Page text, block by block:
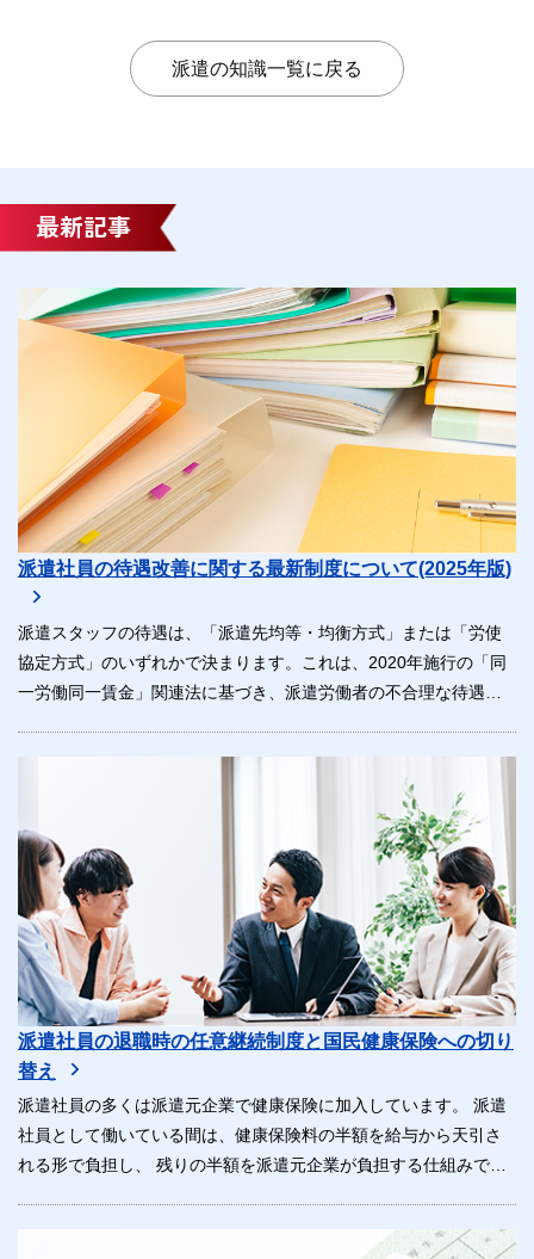
派遣の知識一覧に戻る
最新記事
派遣社員の待遇改善に関する最新制度について(2025年版)
派遣スタッフの待遇は、「派遣先均等・均衡方式」または「労使
協定方式」のいずれかで決まります。これは、2020年施行の「同
一労働同一賃金」関連法に基づき、派遣労働者の不合理な待遇差
派遣社員の退職時の任意継続制度と国民健康保険への切り
替え
派遣社員の多くは派遣元企業で健康保険に加入しています。 派遣
社員として働いている間は、健康保険料の半額を給与から天引さ
れる形で負担し、 残りの半額を派遣元企業が負担する仕組みで